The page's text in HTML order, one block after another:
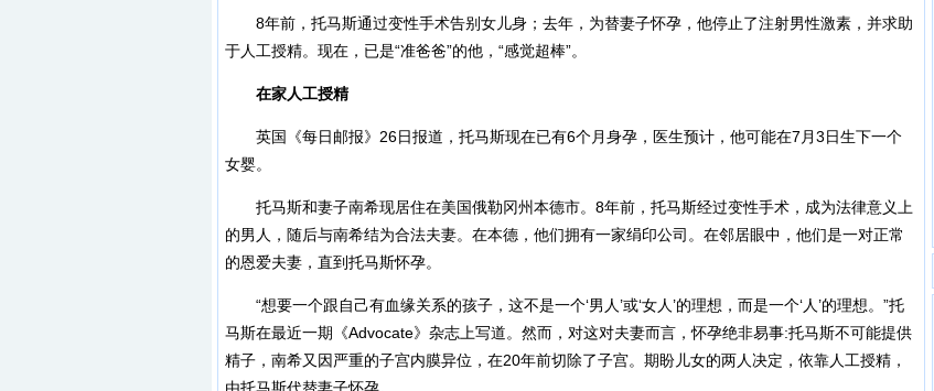
8年前，托马斯通过变性手术告别女儿身；去年，为替妻子怀孕，他停止了注射男性激素，并求助
于人工授精。现在，已是“准爸爸”的他，“感觉超棒”。
在家人工授精
英国《每日邮报》26日报道，托马斯现在已有6个月身孕，医生预计，他可能在7月3日生下一个
女婴。
托马斯和妻子南希现居住在美国俄勒冈州本德市。8年前，托马斯经过变性手术，成为法律意义上
的男人，随后与南希结为合法夫妻。在本德，他们拥有一家绢印公司。在邻居眼中，他们是一对正常
的恩爱夫妻，直到托马斯怀孕。
“想要一个跟自己有血缘关系的孩子，这不是一个‘男人’或‘女人’的理想，而是一个‘人’的理想。”托
马斯在最近一期《Advocate》杂志上写道。然而，对这对夫妻而言，怀孕绝非易事:托马斯不可能提供
精子，南希又因严重的子宫内膜异位，在20年前切除了子宫。期盼儿女的两人决定，依靠人工授精，